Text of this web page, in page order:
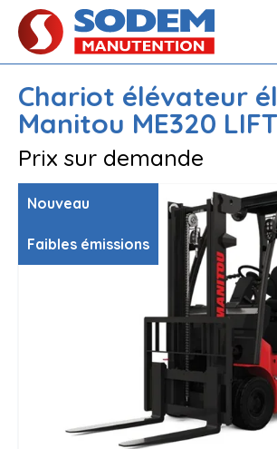
Chariot élévateur
Manitou ME320 LIFT
Prix sur demande
Nouveau
Faibles émissions